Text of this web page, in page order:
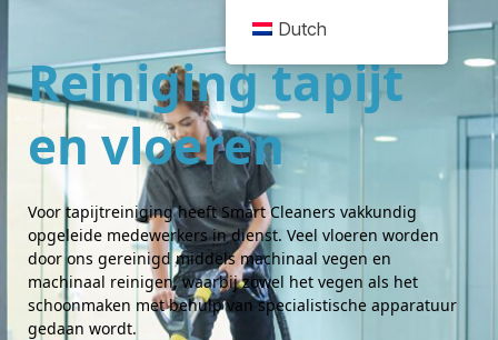
Reiniging tapijt
en vloeren
Voor tapijtreiniging heeft Smart Cleaners vakkundig
opgeleide medewerkers in dienst. Veel vloeren worden
door ons gereinigd middels machinaal vegen en
machinaal reinigen, waarbij zowel het vegen als het
schoonmaken met behulp van specialistische apparatuur
gedaan wordt.
Dutch